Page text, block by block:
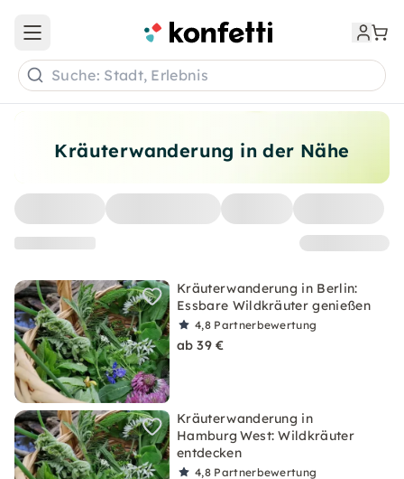
Kräuterwanderung in der Nähe
Kräuterwanderung in Berlin:
Essbare Wildkräuter genießen
4,8 Partnerbewertung
ab 39 €
Kräuterwanderung in
Hamburg West: Wildkräuter
entdecken
4,8 Partnerbewertung
Open main menu
Suche: Stadt, Erlebnis